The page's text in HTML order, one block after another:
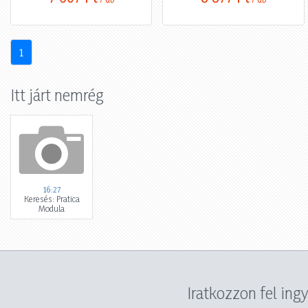
1
Itt járt nemrég
16:27
Keresés: Pratica
Modula
Iratkozzon fel